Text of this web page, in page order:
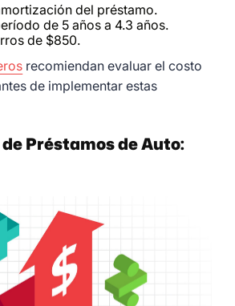
del préstamo.
de 5 años a 4.3 años.
de $850.
recomiendan evaluar el costo
de implementar estas
Préstamos de Auto: